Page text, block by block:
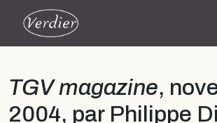
TGV magazine,
2004, par Philippe